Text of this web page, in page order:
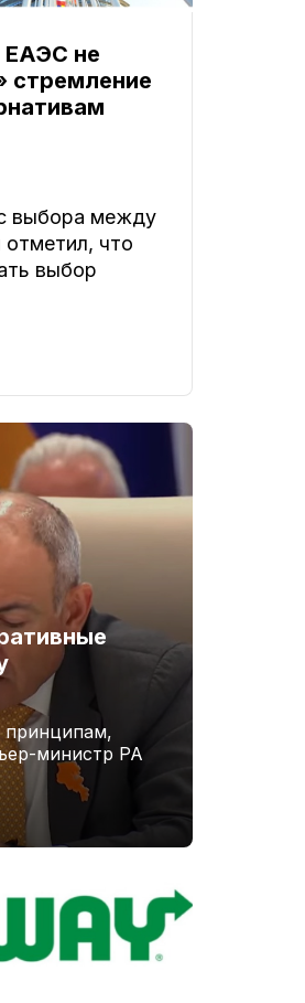
ЕАЭС не
стремление
выбора между
что
выбор
принципам,
министр РА